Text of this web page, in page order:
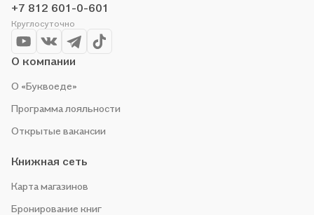
+7 812 601-0-601
Круглосуточно
О компании
О «Буквоеде»
Программа лояльности
Открытые вакансии
Книжная сеть
Карта магазинов
Бронирование книг